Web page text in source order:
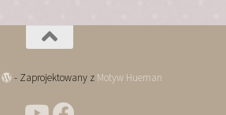
- Zaprojektowany z Motyw Hueman